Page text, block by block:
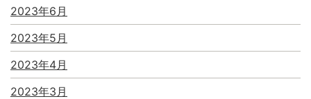
2023年6月
2023年5月
2023年4月
2023年3月